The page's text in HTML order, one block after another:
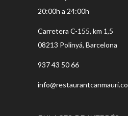
20:00h a 24:00h
Carretera C-155, km 1,5
08213 Polinyá, Barcelona
937 43 50 66